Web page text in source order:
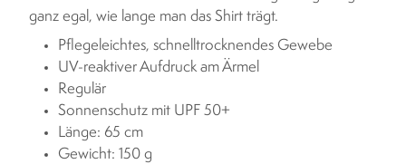
ganz egal, wie lange man das Shirt trägt.
Pflegeleichtes, schnelltrocknendes Gewebe
UV-reaktiver Aufdruck am Ärmel
Regulär
Sonnenschutz mit UPF 50+
Länge: 65 cm
Gewicht: 150 g